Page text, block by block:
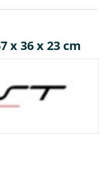
x 36 x 23 cm